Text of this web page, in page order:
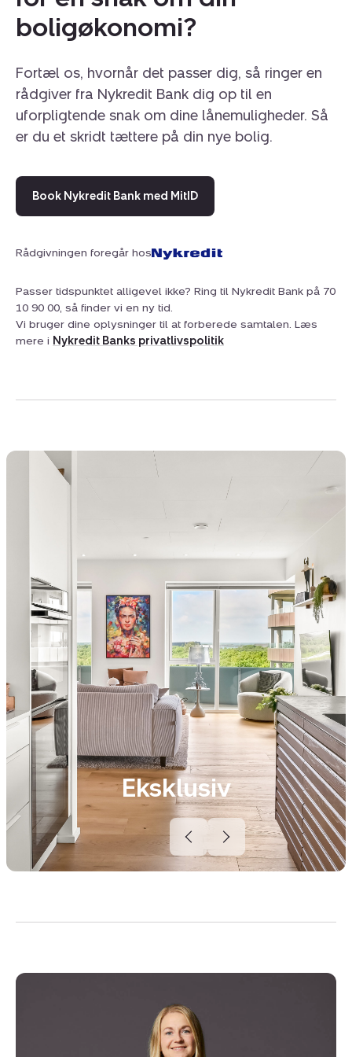
byliv og ro. Knudmosen ligger i gåafstand og indbyder
til gåture og naturoplevelser, uanset årstid. Hverdagens
indkøbsmuligheder. Med blot en kilometer til Herning
Station og nem adgang til busforbindelser ved
Grøndahlsvej, er infrastrukturen ideel for både pendlere
og dem, der ønsker en nem hverdag i en bolig, hvor
moderne komfort og natur mødes.
boligøkonomi?
Fortæl os, hvornår det passer dig, så ringer en
rådgiver fra Nykredit Bank dig op til en
uforpligtende snak om dine lånemuligheder. Så
er du et skridt tættere på din nye bolig.
Book Nykredit Bank med MitID
Rådgivningen foregår hos
Passer tidspunktet alligevel ikke? Ring til Nykredit Bank på 70
10 90 00, så finder vi en ny tid.
Vi bruger dine oplysninger til at forberede samtalen. Læs
mere i Nykredit Banks privatlivspolitik
Eksklusiv